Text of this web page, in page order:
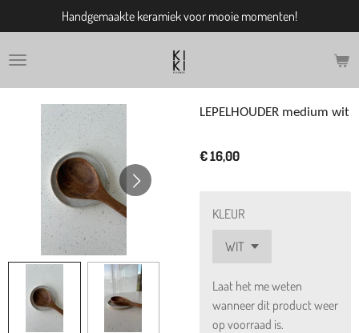
direct
naar
Handgemaakte keramiek voor mooie momenten!
LEPELHOUDER medium wit
€ 16,00
KLEUR
Laat het me weten
wanneer dit product weer
op voorraad is.